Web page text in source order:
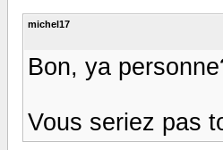
michel17
Bon, ya
Vous seriez pas